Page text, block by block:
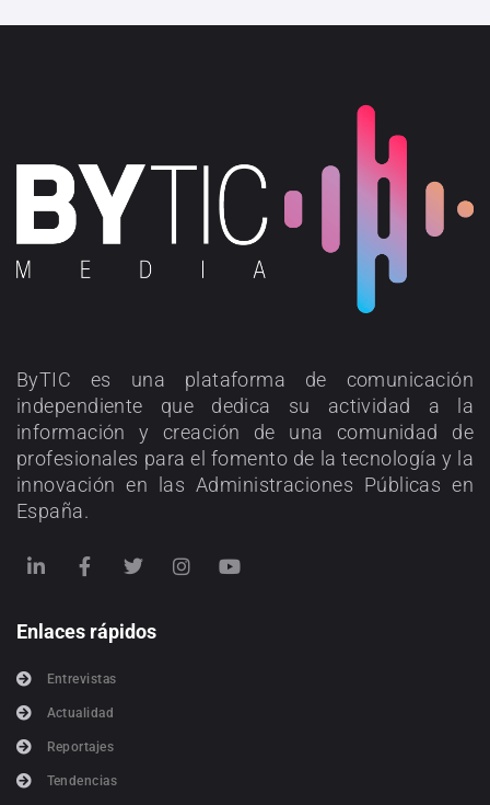
ByTIC es una plataforma de comunicación
independiente que dedica su actividad a la
información y creación de una comunidad de
profesionales para el fomento de la tecnología y la
innovación en las Administraciones Públicas en
España.
Enlaces rápidos
Entrevistas
Actualidad
Reportajes
Tendencias